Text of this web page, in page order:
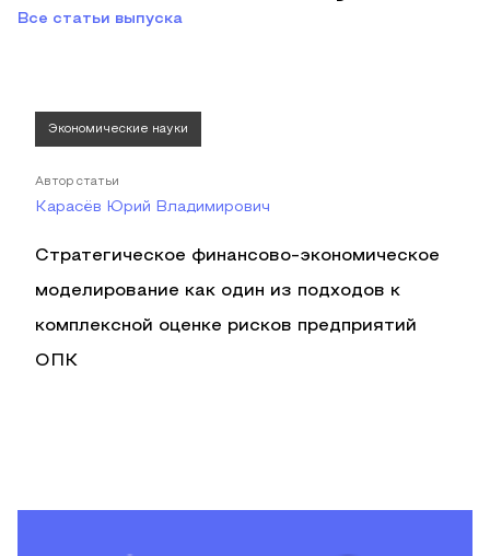
Все статьи выпуска
Экономические науки
Автор статьи
Карасёв Юрий Владимирович
Стратегическое финансово-экономическое
моделирование как один из подходов к
комплексной оценке рисков предприятий
ОПК